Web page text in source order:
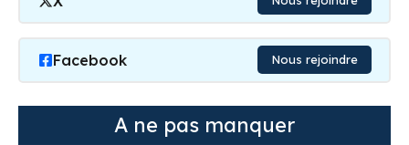
Facebook Nous rejoindre
A ne pas manquer